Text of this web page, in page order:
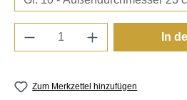
Produkt Anzahl: Gib In
Zum Merkzettel hinzufügen